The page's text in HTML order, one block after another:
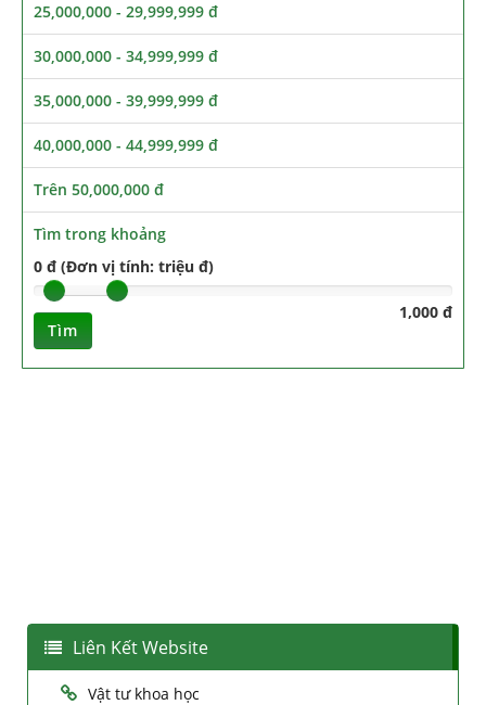
25,000,000 - 29,999,999 đ
30,000,000 - 34,999,999 đ
35,000,000 - 39,999,999 đ
40,000,000 - 44,999,999 đ
Trên 50,000,000 đ
Tìm trong khoảng
0 đ (Đơn vị tính: triệu đ)
1,000 đ
Tìm
Liên Kết Website
Vật tư khoa học